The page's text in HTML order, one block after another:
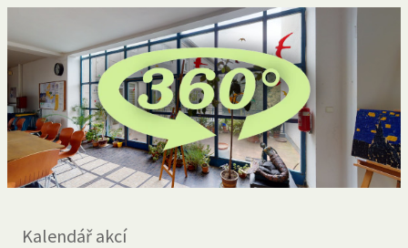
Kalendář akcí